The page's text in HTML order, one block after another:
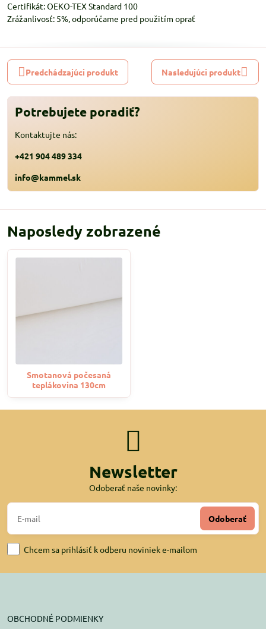
Certifikát: OEKO-TEX Standard 100
Zrážanlivosť: 5%, odporúčame pred použitím oprať
Predchádzajúci produkt Nasledujúci produkt
Potrebujete poradiť?
Kontaktujte nás:
+421 904 489 334
info@kammel.sk
Naposledy zobrazené
Smotanová počesaná
teplákovina 130cm
Newsletter
Odoberať naše novinky:
Odoberať
Chcem sa prihlásiť k odberu noviniek e-mailom
OBCHODNÉ PODMIENKY